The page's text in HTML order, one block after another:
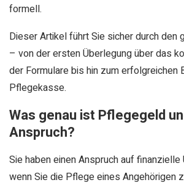
formell.
Dieser Artikel führt Sie sicher durch den
– von der ersten Überlegung über das
der Formulare bis hin zum erfolgreichen
Pflegekasse.
Was genau ist Pflegegeld
Anspruch?
Sie haben einen Anspruch auf
wenn Sie die Pflege eines Angehörigen